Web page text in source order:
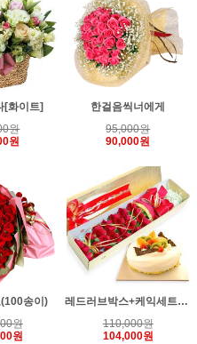
[화이트]
원
원
한걸음씩너에게
95,000원
90,000원
송이)
원
원
레드러브박스+케익세트상품
110,000원
104,000원